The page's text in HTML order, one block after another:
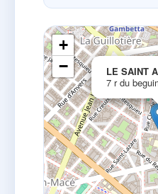
LE SAINT
7 r du
+
−